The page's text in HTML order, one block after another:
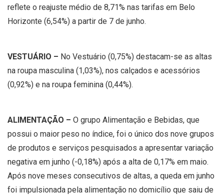
reflete o reajuste médio de 8,71% nas tarifas em Belo
Horizonte (6,54%) a partir de 7 de junho.
VESTUÁRIO – No Vestuário (0,75%) destacam-se as altas
na roupa masculina (1,03%), nos calçados e acessórios
(0,92%) e na roupa feminina (0,44%).
ALIMENTAÇÃO – O grupo Alimentação e Bebidas, que
possui o maior peso no índice, foi o único dos nove grupos
de produtos e serviços pesquisados a apresentar variação
negativa em junho (-0,18%) após a alta de 0,17% em maio.
Após nove meses consecutivos de altas, a queda em junho
foi impulsionada pela alimentação no domicílio que saiu de